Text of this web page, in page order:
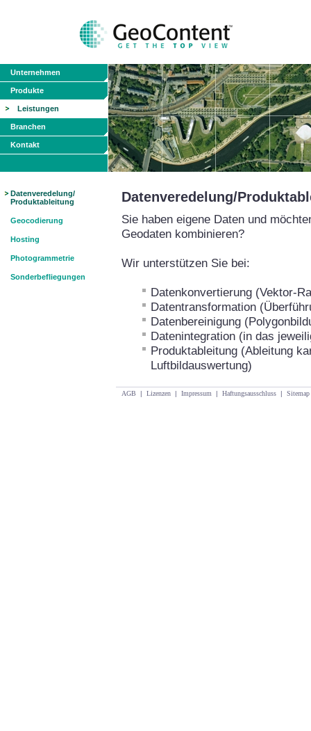
Unternehmen
Produkte
Leistungen
Branchen
Kontakt
Datenveredelung/
Produktableitung
Geocodierung
Hosting
Photogrammetrie
Sonderbefliegungen
Datenveredelung/
Sie haben eigene Daten und
Geodaten kombinieren?
Wir unterstützen Sie bei:
Datenkonvertierung (Vektor-
Datentransformation
Datenbereinigung
Datenintegration (in das
Produktableitung (Ableitung
Luftbildauswertung)
AGB | Lizenzen | Impressum | Haftungsausschluss | Sitemap